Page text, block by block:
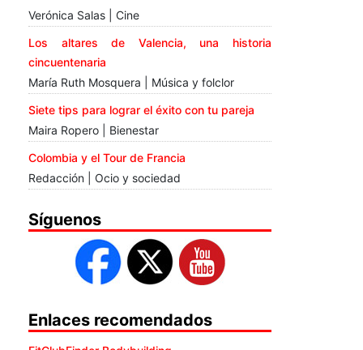
Verónica Salas | Cine
Los altares de Valencia, una historia
cincuentenaria
María Ruth Mosquera | Música y folclor
Siete tips para lograr el éxito con tu pareja
Maira Ropero | Bienestar
Colombia y el Tour de Francia
Redacción | Ocio y sociedad
Síguenos
Enlaces recomendados